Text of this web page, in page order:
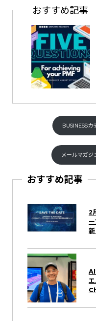
おすすめ記事
BUSINESS
メールマガジ
おすすめ記事
2
AI